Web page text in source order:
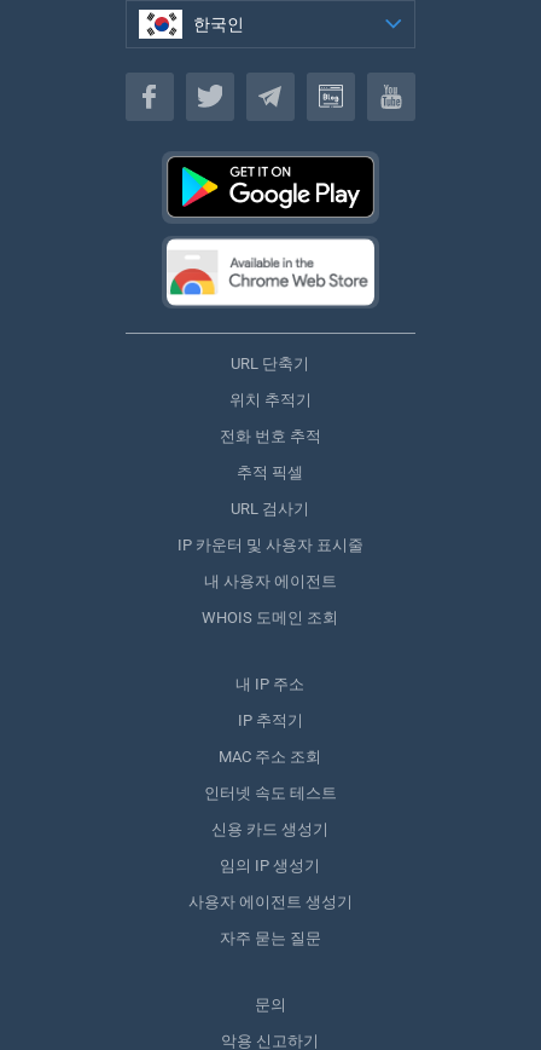
한국인
한국인
URL 단축기
위치 추적기
전화 번호 추적
추적 픽셀
URL 검사기
IP 카운터 및 사용자 표시줄
내 사용자 에이전트
WHOIS 도메인 조회
내 IP 주소
IP 추적기
MAC 주소 조회
인터넷 속도 테스트
신용 카드 생성기
임의 IP 생성기
사용자 에이전트 생성기
자주 묻는 질문
문의
악용 신고하기